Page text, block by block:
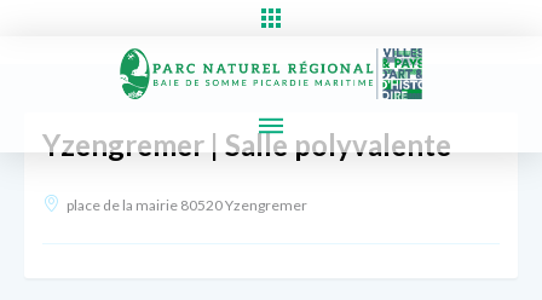
Yzengremer | Salle polyvalente
place de la mairie 80520 Yzengremer